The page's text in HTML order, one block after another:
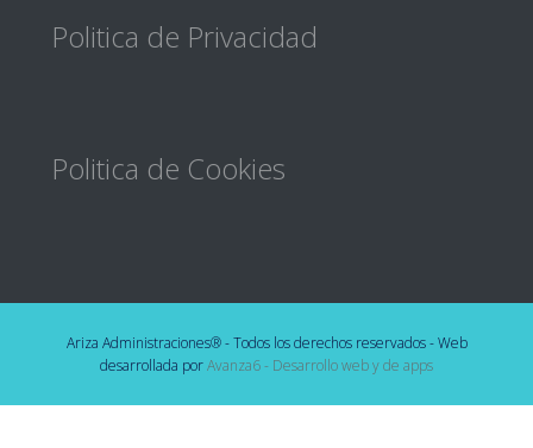
Politica de Privacidad
Politica de Cookies
Ariza Administraciones® - Todos los derechos reservados - Web
desarrollada porAvanza6 - Desarrollo web y de apps